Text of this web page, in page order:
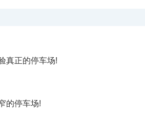
真正的停车场!
的停车场!